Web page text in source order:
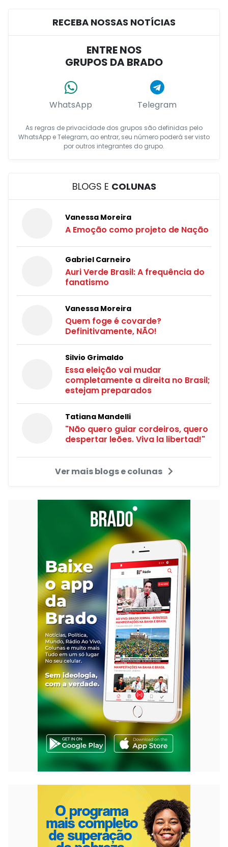
RECEBA NOSSAS NOTÍCIAS
ENTRE NOS
GRUPOS DA BRADO
WhatsApp Telegram
As regras de privacidade dos grupos são definidas pelo
WhatsApp e Telegram, ao entrar, seu número poderá ser visto
por outros integrantes do grupo.
BLOGS E COLUNAS
Vanessa Moreira
A Emoção como projeto de Nação
Gabriel Carneiro
Auri Verde Brasil: A frequência do
fanatismo
Vanessa Moreira
Quem foge é covarde?
Definitivamente, NÃO!
Silvio Grimaldo
Essa eleição vai mudar
completamente a direita no Brasil;
estejam preparados
Tatiana Mandelli
"Não quero guiar cordeiros, quero
despertar leões. Viva la libertad!"
Ver mais blogs e colunas